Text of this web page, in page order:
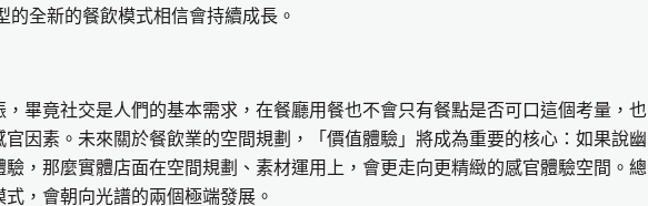
全新的餐飲模式相信會持續成長。
畢竟社交是人們的基本需求，在餐廳用餐也不會只有餐點是否可口這個考量，也
因素。未來關於餐飲業的空間規劃，「價值體驗」將成為重要的核心：如果說幽
，那麼實體店面在空間規劃、素材運用上，會更走向更精緻的感官體驗空間。總
，會朝向光譜的兩個極端發展。